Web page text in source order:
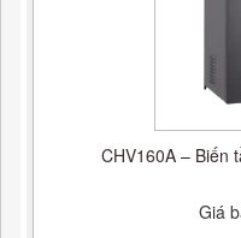
CHV160A – Biến
Giá